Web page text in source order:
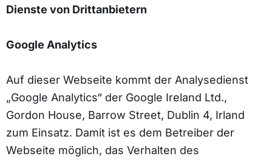
Dienste von Drittanbietern
Google Analytics
Auf dieser Webseite kommt der Analysedienst
„Google Analytics“ der Google Ireland Ltd.,
Gordon House, Barrow Street, Dublin 4, Irland
zum Einsatz. Damit ist es dem Betreiber der
Webseite möglich, das Verhalten des